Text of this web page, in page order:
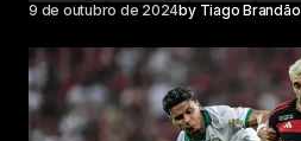
9 de outubro de 2024by Tiago Brandão